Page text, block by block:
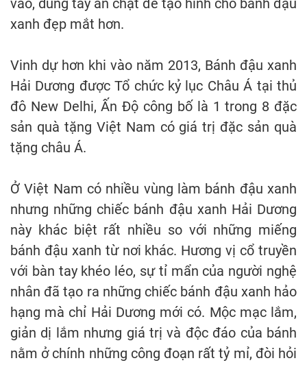
vào, dùng tay ấn chặt để tạo hình cho bánh đậu
xanh đẹp mắt hơn.
Vinh dự hơn khi vào năm 2013, Bánh đậu xanh
Hải Dương được Tổ chức kỷ lục Châu Á tại thủ
đô New Delhi, Ấn Độ công bố là 1 trong 8 đặc
sản quà tặng Việt Nam có giá trị đặc sản quà
tặng châu Á.
Ở Việt Nam có nhiều vùng làm bánh đậu xanh
nhưng những chiếc bánh đậu xanh Hải Dương
này khác biệt rất nhiều so với những miếng
bánh đậu xanh từ nơi khác. Hương vị cổ truyền
với bàn tay khéo léo, sự tỉ mẩn của người nghệ
nhân đã tạo ra những chiếc bánh đậu xanh hảo
hạng mà chỉ Hải Dương mới có. Mộc mạc lắm,
giản dị lắm nhưng giá trị và độc đáo của bánh
nằm ở chính những công đoạn rất tỷ mỉ, đòi hỏi